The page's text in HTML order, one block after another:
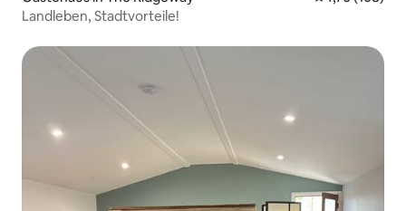
Landleben, Stadtvorteile!